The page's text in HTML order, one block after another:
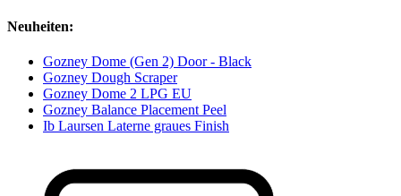
Neuheiten:
Gozney Dome (Gen 2) Door - Black
Gozney Dough Scraper
Gozney Dome 2 LPG EU
Gozney Balance Placement Peel
Ib Laursen Laterne graues Finish